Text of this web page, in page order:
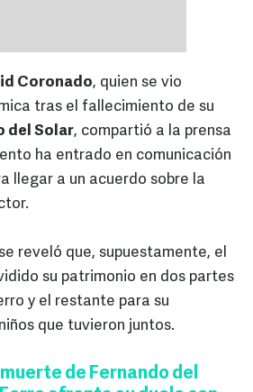
Coronado, quien se vio
tras el fallecimiento de su
del Solar, compartió a la prensa
ha entrado en comunicación
llegar a un acuerdo sobre la
reveló que, supuestamente, el
su patrimonio en dos partes
y el restante para su
que tuvieron juntos.
de Fernando del